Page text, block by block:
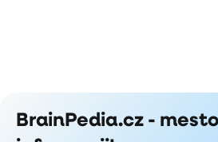
BrainPedia.cz -